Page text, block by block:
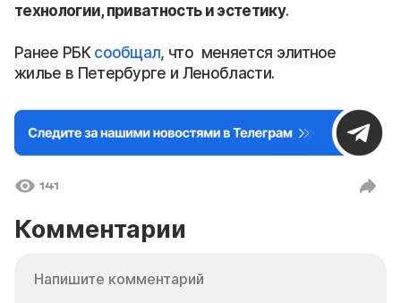
технологии, приватность и эстетику.
Ранее РБК сообщал, что меняется элитное
жилье в Петербурге и Ленобласти.
141
Комментарии